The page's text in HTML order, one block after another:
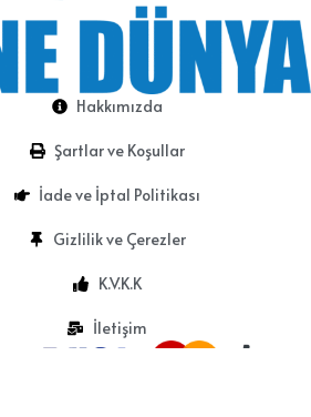
Hakkımızda
Şartlar ve Koşullar
İade ve İptal Politikası
Gizlilik ve Çerezler
K.V.K.K
İletişim